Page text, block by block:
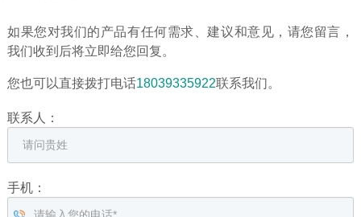
如果您对我们的产品有任何需求、建议和意见，请您留言，
我们收到后将立即给您回复。
您也可以直接拨打电话18039335922联系我们。
联系人：
手机：